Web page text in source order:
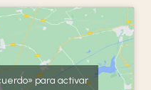
para activar